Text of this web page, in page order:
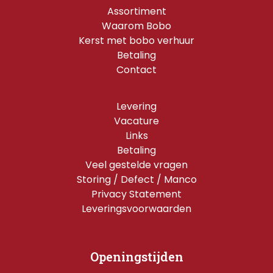
Assortiment
Waarom Bobo
Kerst met bobo verhuur
Betaling
Contact
Levering
Vacature
Links
Betaling
Veel gestelde vragen
Storing / Defect / Manco
Privacy Statement
Leveringsvoorwaarden
Openingstijden